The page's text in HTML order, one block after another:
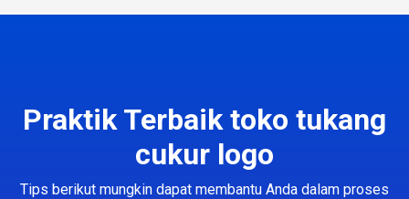
Praktik Terbaik toko tukang
cukur logo
Tips berikut mungkin dapat membantu Anda dalam proses